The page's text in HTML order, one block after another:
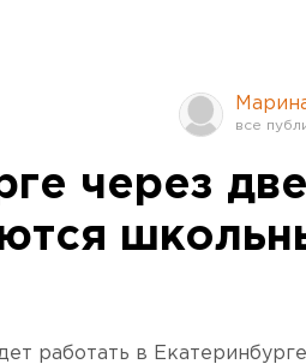
через две
работать в Екатеринбурге